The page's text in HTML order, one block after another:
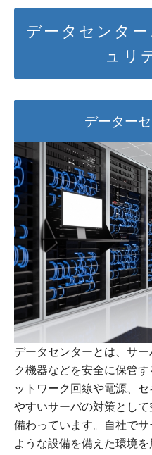
データセンタ
ュリ
データー
データセンターとは、サ
ク機器などを安全に保管
ットワーク回線や電源、
やすいサーバの対策とし
備わっています。自社で
ような設備を備えた環境